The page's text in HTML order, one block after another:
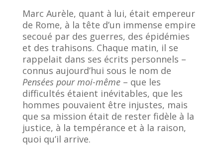
Marc Aurèle, quant à lui, était empereur
de Rome, à la tête d’un immense empire
secoué par des guerres, des épidémies
et des trahisons. Chaque matin, il se
rappelait dans ses écrits personnels –
connus aujourd’hui sous le nom de
Pensées pour moi-même– que les
difficultés étaient inévitables, que les
hommes pouvaient être injustes, mais
que sa mission était de rester fidèle à la
justice, à la tempérance et à la raison,
quoi qu’il arrive.